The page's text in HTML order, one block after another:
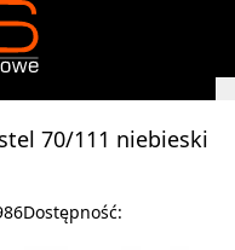
70/111 niebieski
Dostępność: